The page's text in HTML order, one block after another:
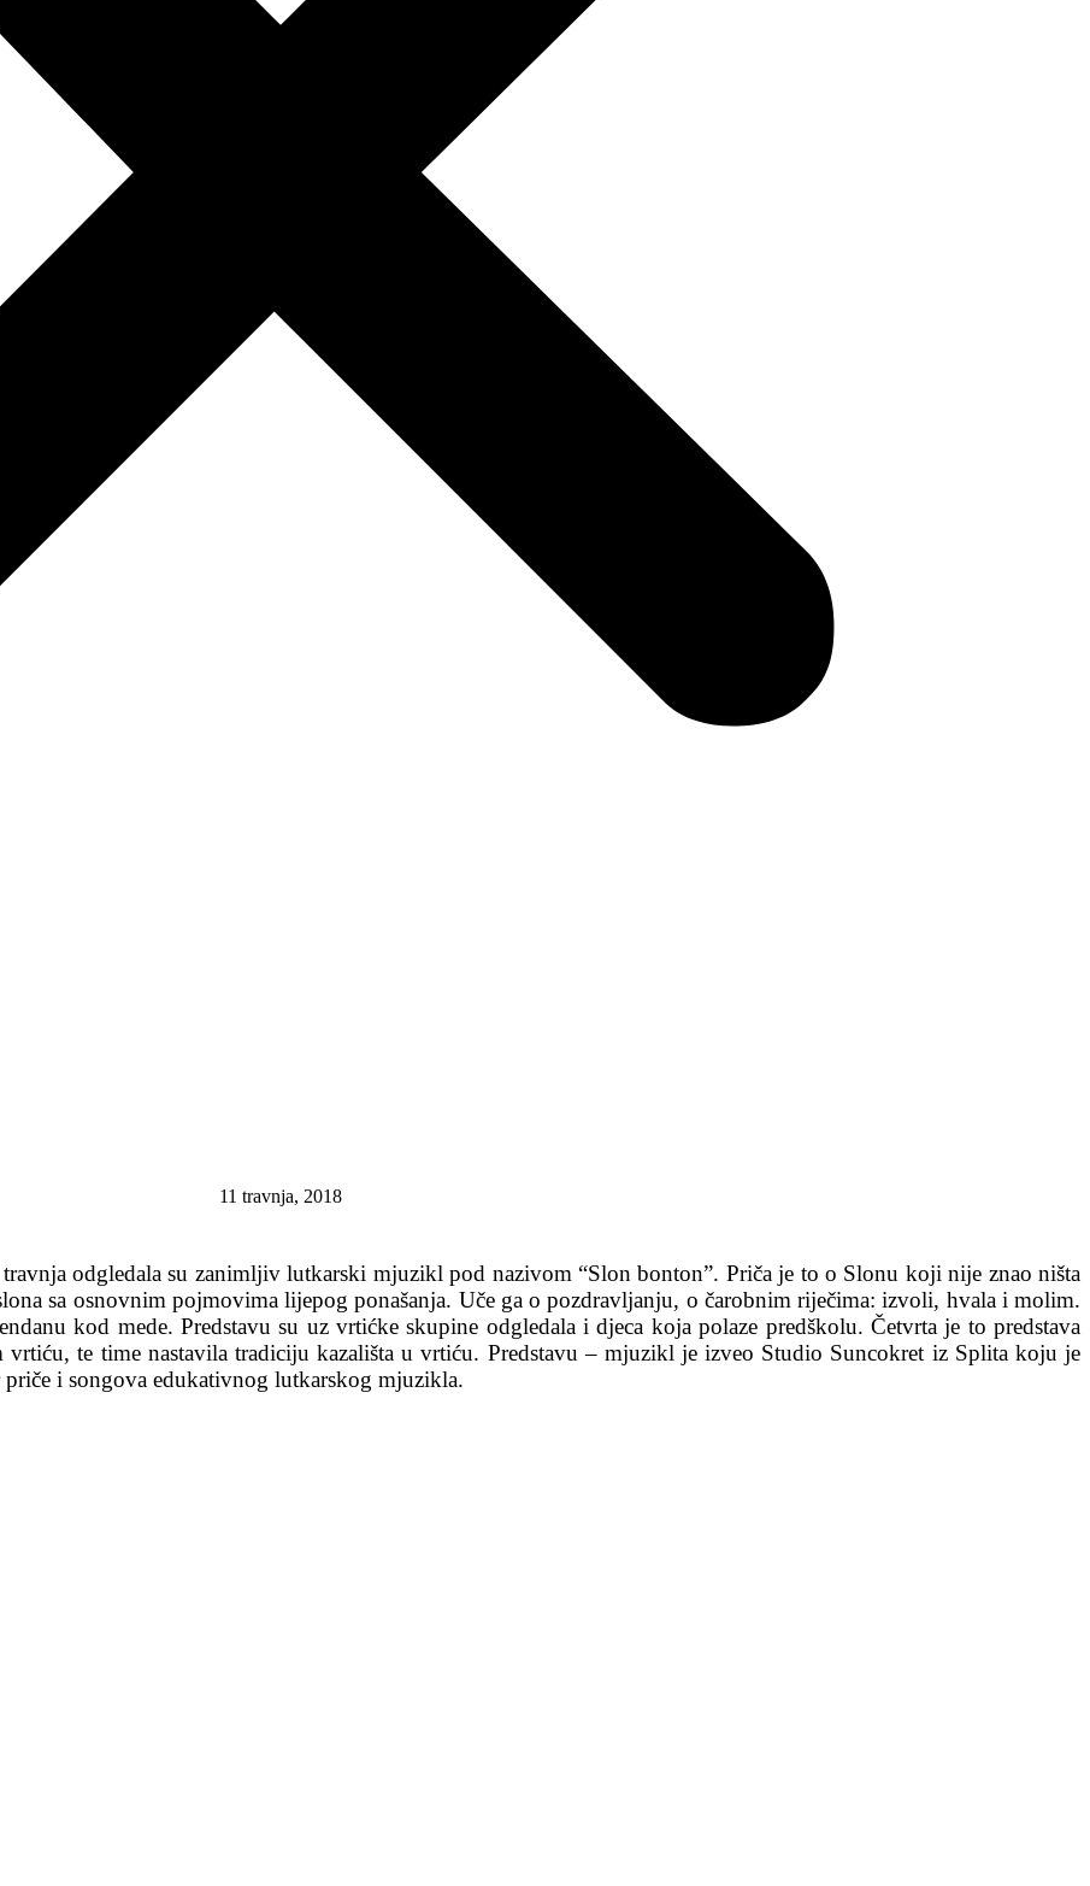
11 travnja, 2018
odgledala su zanimljiv lutkarski mjuzikl pod nazivom “Slon bonton”. Priča je to o Slonu koji nije znao ništa
sa osnovnim pojmovima lijepog ponašanja. Uče ga o pozdravljanju, o čarobnim riječima: izvoli, hvala i molim.
kod mede. Predstavu su uz vrtićke skupine odgledala i djeca koja polaze predškolu. Četvrta je to predstava
vrtiću, te time nastavila tradiciju kazališta u vrtiću. Predstavu – mjuzikl je izveo Studio Suncokret iz Splita koju je
i songova edukativnog lutkarskog mjuzikla.